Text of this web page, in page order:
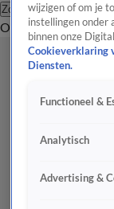
Zoeken
Overzicht
wijzigen of om je
instellingen onder
binnen onze
Cookieverklaring
Diensten.
Functioneel &
Analytisch
Advertising &